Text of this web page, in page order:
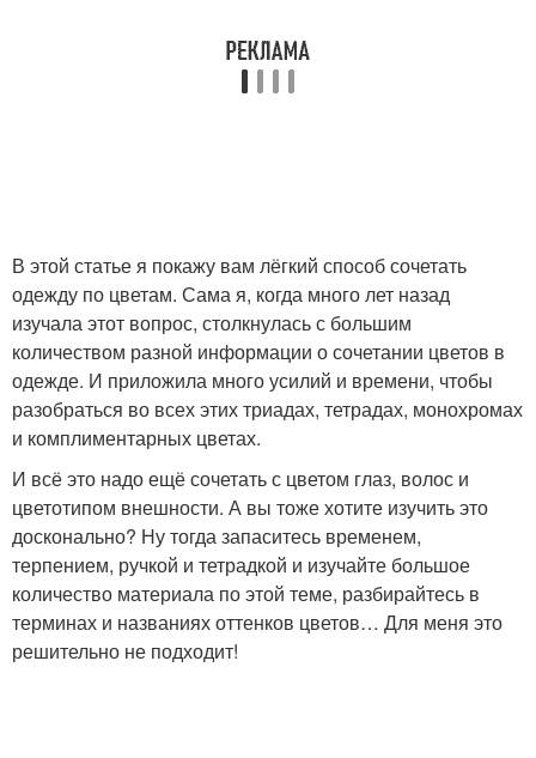
В этой статье я покажу вам лёгкий способ сочетать
одежду по цветам. Сама я, когда много лет назад
изучала этот вопрос, столкнулась с большим
количеством разной информации о сочетании цветов в
одежде. И приложила много усилий и времени, чтобы
разобраться во всех этих триадах, тетрадах, монохромах
и комплиментарных цветах.
И всё это надо ещё сочетать с цветом глаз, волос и
цветотипом внешности. А вы тоже хотите изучить это
досконально? Ну тогда запаситесь временем,
терпением, ручкой и тетрадкой и изучайте большое
количество материала по этой теме, разбирайтесь в
терминах и названиях оттенков цветов… Для меня это
решительно не подходит!